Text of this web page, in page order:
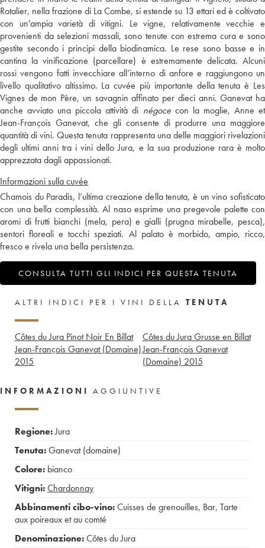
Rotalier, nella frazione di La Combe, si estende su 13 ettari ed è coltivato
con un'ampia varietà di vitigni. Le vigne, relativamente vecchie e
provenienti da selezioni massali, sono tenute con estrema cura e sono
gestite secondo i principi della biodinamica. Le rese sono basse e in
cantina la vinificazione (parcellare) è estremamente delicata. Alcuni
rossi vengono fatti invecchiare all’interno di anfore e raggiungono un
livello qualitativo altissimo. La cuvée più importante della tenuta è Les
Vignes de mon Père, un savagnin affinato per dieci anni. Ganevat ha
anche avviato una piccola attività di négocecon la moglie, Anne et
Jean-François Ganevat, che gli consente di produrre una maggiore
quantità di vini. Questa tenuta rappresenta una delle maggiori rivelazioni
degli ultimi anni tra i vini dello Jura, e la sua produzione rara è molto
apprezzata dagli appassionati.
Informazioni sulla cuvée
Chamois du Paradis, l’ultima creazione della tenuta, è un vino sofisticato
con una bella complessità. Al naso esprime una pregevole palette con
aromi di frutti bianchi (mela, pera) e gialli (prugna mirabelle, pesca),
sentori floreali e tocchi speziati. Al palato è morbido, ampio, ricco,
fresco e rivela una bella persistenza.
CONSULTA TUTTI GLI INDICI PER QUESTA TENUTA
ALTRI INDICI PER I VINI DELLA TENUTA
Côtes du Jura Pinot Noir En Billat
Jean-François Ganevat (Domaine)
2015
Côtes du Jura Grusse en Billat
Jean-François Ganevat
(Domaine) 2015
INFORMAZIONI AGGIUNTIVE
Regione:Jura
Tenuta:Ganevat (domaine)
Colore: bianco
Vitigni:Chardonnay
Abbinamenti cibo-vino:Cuisses de grenouilles, Bar, Tarte
aux poireaux et au comté
Denominazione:Côtes du Jura